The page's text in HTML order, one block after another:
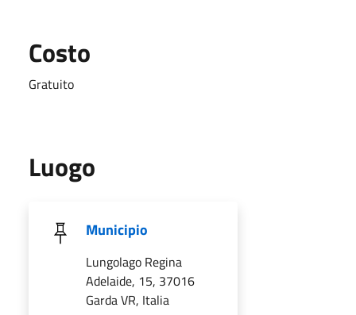
Costo
Gratuito
Luogo
Municipio
Lungolago Regina
Adelaide, 15, 37016
Garda VR, Italia